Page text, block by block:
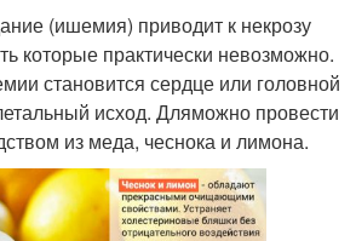
(ишемия) приводит к некрозу
которые практически невозможно.
становится сердце или головной
исход. Дляможно провести
из меда, чеснока и лимона.